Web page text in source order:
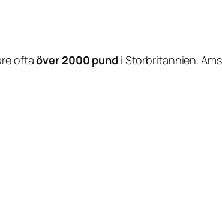
oftaöver 2000 pund i Storbritannien.